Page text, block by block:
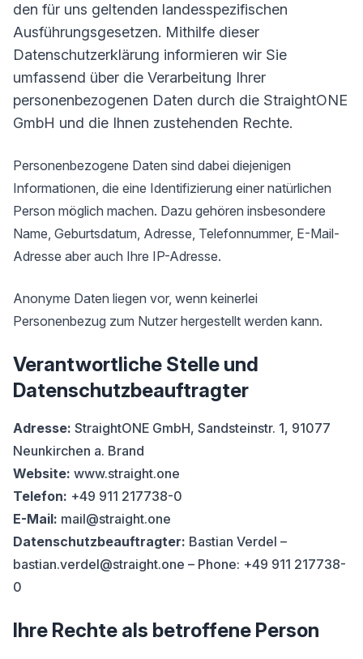
den für uns geltenden landesspezifischen
Ausführungsgesetzen. Mithilfe dieser
Datenschutzerklärung informieren wir Sie
umfassend über die Verarbeitung Ihrer
personenbezogenen Daten durch die StraightONE
GmbH und die Ihnen zustehenden Rechte.
Personenbezogene Daten sind dabei diejenigen
Informationen, die eine Identifizierung einer natürlichen
Person möglich machen. Dazu gehören insbesondere
Name, Geburtsdatum, Adresse, Telefonnummer, E-Mail-
Adresse aber auch Ihre IP-Adresse.
Anonyme Daten liegen vor, wenn keinerlei
Personenbezug zum Nutzer hergestellt werden kann.
Verantwortliche Stelle und
Datenschutzbeauftragter
Adresse: StraightONE GmbH, Sandsteinstr. 1, 91077
Neunkirchen a. Brand
Website: www.straight.one
Telefon: +49 911 217738-0
E-Mail: mail@straight.one
Datenschutzbeauftragter: Bastian Verdel –
bastian.verdel@straight.one – Phone: +49 911 217738-
0
Ihre Rechte als betroffene Person